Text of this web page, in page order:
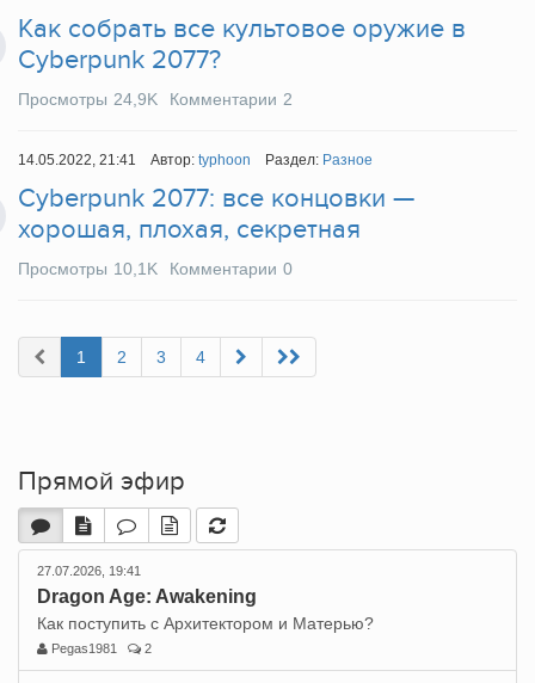
Как собрать все культовое оружие в
Cyberpunk 2077?
Просмотры 24,9K Комментарии 2
14.05.2022, 21:41 Автор: typhoon Раздел: Разное
Cyberpunk 2077: все концовки —
хорошая, плохая, секретная
Просмотры 10,1K Комментарии 0
1 2 3 4
Прямой эфир
27.07.2026, 19:41
Dragon Age: Awakening
Как поступить с Архитектором и Матерью?
Pegas1981 2